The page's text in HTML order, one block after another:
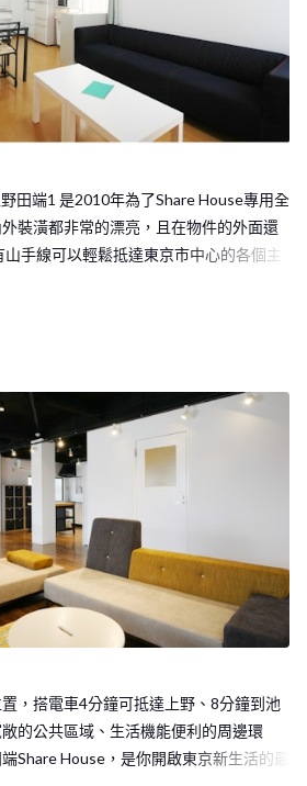
野田端1 是2010年為了Share House專用全
裝潢都非常的漂亮，且在物件的外面還
手線可以輕鬆抵達東京市中心的各個主
車站走路到上野田端1 Share House只需
！ 上野田端1 Share House就像是個溫馨
好，在休假的時候可以和室友們一起到
對，平常也能聊聊天互相學習彼此的語
，歡迎你加入BORDERLESS HOUSE上
一起在東京快樂的生活唷。
，搭電車4分鐘可抵達上野、8分鐘到池
的公共區域、生活機能便利的周邊環
Share House，是你開啟東京新生活的最